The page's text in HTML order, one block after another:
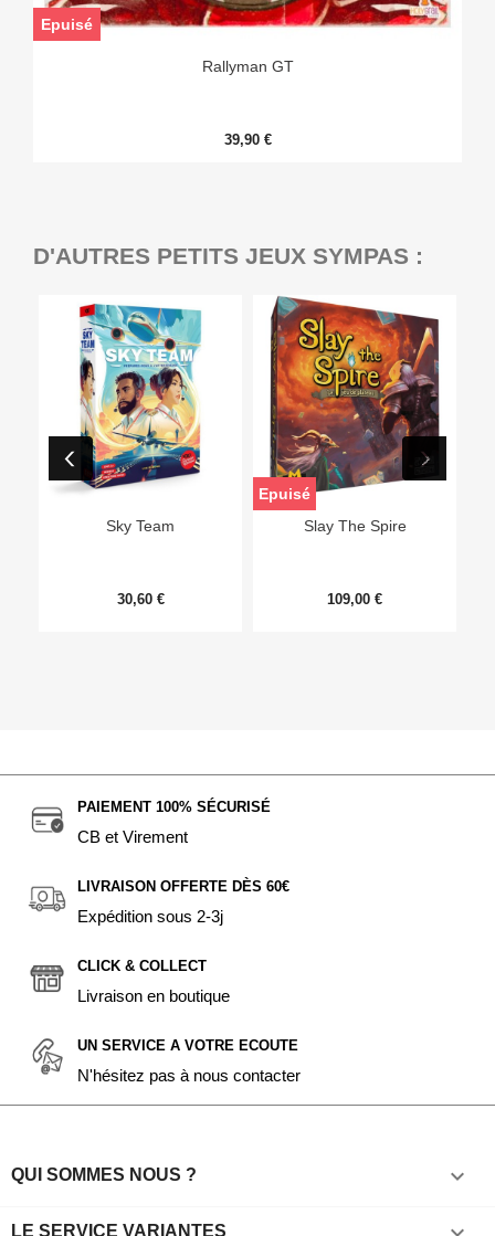
Rallyman GT
39,90 €
Epuisé
D'AUTRES PETITS JEUX SYMPAS :
Sky Team
30,60 €
Slay The Spire
109,00 €
Epuisé
PAIEMENT 100% SÉCURISÉ
CB et Virement
LIVRAISON OFFERTE DÈS 60€
Expédition sous 2-3j
CLICK & COLLECT
Livraison en boutique
UN SERVICE A VOTRE ECOUTE
N'hésitez pas à nous contacter
QUI SOMMES NOUS ? 
LE SERVICE VARIANTES